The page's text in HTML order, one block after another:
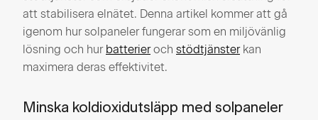
att stabilisera elnätet. Denna artikel kommer att gå
igenom hur solpaneler fungerar som en miljövänlig
lösning och hur batterieroch stödtjänsterkan
maximera deras effektivitet.
Minska koldioxidutsläpp med solpaneler